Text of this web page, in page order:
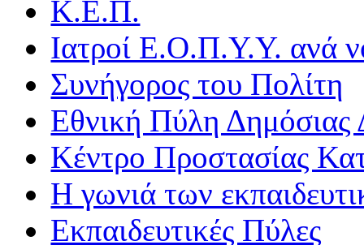
Κ.Ε.Π.
Ιατροί Ε.Ο.Π.Υ.Υ. ανά
Συνήγορος του Πολίτη
Εθνική Πύλη Δημόσιας
Κέντρο Προστασίας
Η γωνιά των
Εκπαιδευτικές Πύλες